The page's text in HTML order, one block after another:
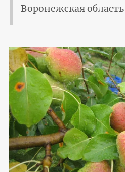
Воронежская область